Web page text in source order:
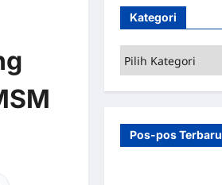
Kategori
Pos-pos Terbaru